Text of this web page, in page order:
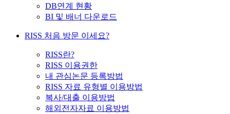
DB연계 현황
BI 및 배너 다운로드
RISS 처음 방문 이세요?
RISS란?
RISS 이용권한
내 관심논문 등록방법
RISS 자료 유형별 이용방법
복사/대출 이용방법
해외전자자료 이용방법